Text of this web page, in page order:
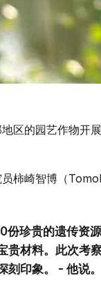
区的园艺作物开
柿崎智博（
份珍贵的遗传资
贵材料。此次考
刻印象。 - 他说。